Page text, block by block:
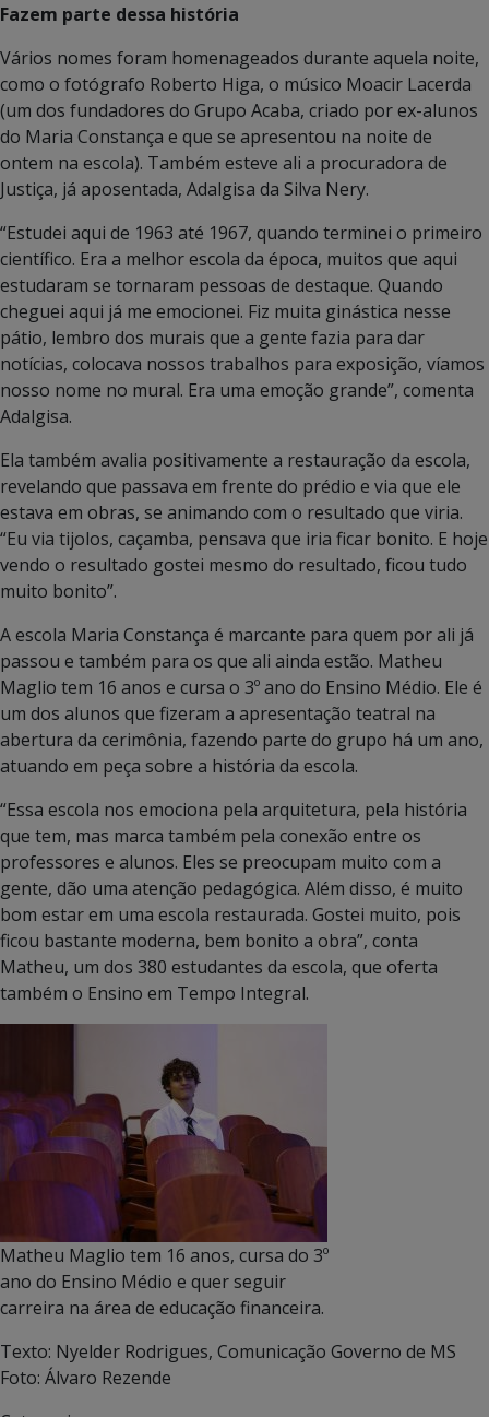
Fazem parte dessa história
Vários nomes foram homenageados durante aquela noite,
como o fotógrafo Roberto Higa, o músico Moacir Lacerda
(um dos fundadores do Grupo Acaba, criado por ex-alunos
do Maria Constança e que se apresentou na noite de
ontem na escola). Também esteve ali a procuradora de
Justiça, já aposentada, Adalgisa da Silva Nery.
“Estudei aqui de 1963 até 1967, quando terminei o primeiro
científico. Era a melhor escola da época, muitos que aqui
estudaram se tornaram pessoas de destaque. Quando
cheguei aqui já me emocionei. Fiz muita ginástica nesse
pátio, lembro dos murais que a gente fazia para dar
notícias, colocava nossos trabalhos para exposição, víamos
nosso nome no mural. Era uma emoção grande”, comenta
Adalgisa.
Ela também avalia positivamente a restauração da escola,
revelando que passava em frente do prédio e via que ele
estava em obras, se animando com o resultado que viria.
“Eu via tijolos, caçamba, pensava que iria ficar bonito. E hoje
vendo o resultado gostei mesmo do resultado, ficou tudo
muito bonito”.
A escola Maria Constança é marcante para quem por ali já
passou e também para os que ali ainda estão. Matheu
Maglio tem 16 anos e cursa o 3º ano do Ensino Médio. Ele é
um dos alunos que fizeram a apresentação teatral na
abertura da cerimônia, fazendo parte do grupo há um ano,
atuando em peça sobre a história da escola.
“Essa escola nos emociona pela arquitetura, pela história
que tem, mas marca também pela conexão entre os
professores e alunos. Eles se preocupam muito com a
gente, dão uma atenção pedagógica. Além disso, é muito
bom estar em uma escola restaurada. Gostei muito, pois
ficou bastante moderna, bem bonito a obra”, conta
Matheu, um dos 380 estudantes da escola, que oferta
também o Ensino em Tempo Integral.
Matheu Maglio tem 16 anos, cursa do 3º
ano do Ensino Médio e quer seguir
carreira na área de educação financeira.
Texto: Nyelder Rodrigues, Comunicação Governo de MS
Foto: Álvaro Rezende